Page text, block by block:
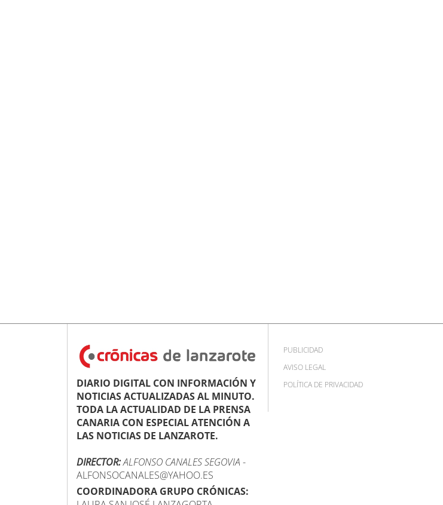
DIARIO DIGITAL CON INFORMACIÓN Y
NOTICIAS ACTUALIZADAS AL MINUTO.
TODA LA ACTUALIDAD DE LA PRENSA
CANARIA CON ESPECIAL ATENCIÓN A
LAS NOTICIAS DE LANZAROTE.
DIRECTOR:ALFONSO CANALES SEGOVIA -
ALFONSOCANALES@YAHOO.ES
COORDINADORA GRUPO CRÓNICAS:
PUBLICIDAD
AVISO LEGAL
POLÍTICA DE PRIVACIDAD